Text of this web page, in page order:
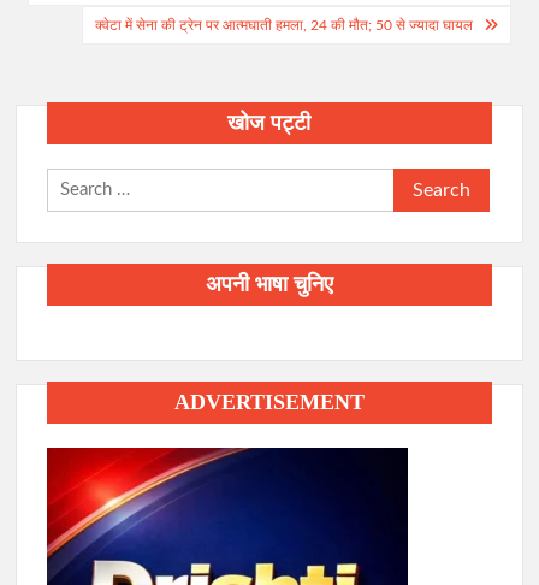
क्वेटा में सेना की ट्रेन पर आत्मघाती हमला, 24 की मौत; 50 से ज्यादा घायल
खोज पट्टी
Search
for:
अपनी भाषा चुनिए
ADVERTISEMENT